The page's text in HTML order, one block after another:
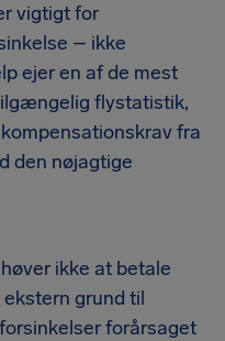
vigtigt for
– ikke
ejer en af de mest
flystatistik,
fra
den nøjagtige
ikke at betale
grund til
forårsaget